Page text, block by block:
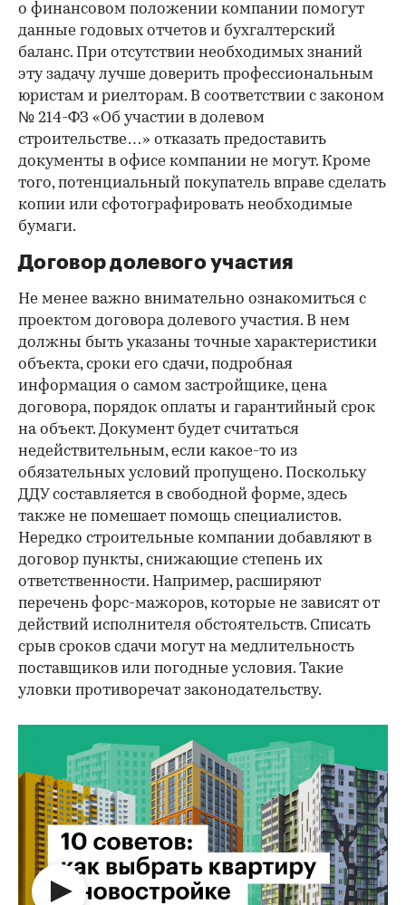
о финансовом положении компании помогут
данные годовых отчетов и бухгалтерский
баланс. При отсутствии необходимых знаний
эту задачу лучше доверить профессиональным
юристам и риелторам. В соответствии с законом
№ 214-ФЗ «Об участии в долевом
строительстве…» отказать предоставить
документы в офисе компании не могут. Кроме
того, потенциальный покупатель вправе сделать
копии или сфотографировать необходимые
бумаги.
Договор долевого участия
Не менее важно внимательно ознакомиться с
проектом договора долевого участия. В нем
должны быть указаны точные характеристики
объекта, сроки его сдачи, подробная
информация о самом застройщике, цена
договора, порядок оплаты и гарантийный срок
на объект. Документ будет считаться
недействительным, если какое-то из
обязательных условий пропущено. Поскольку
ДДУ составляется в свободной форме, здесь
также не помешает помощь специалистов.
Нередко строительные компании добавляют в
договор пункты, снижающие степень их
ответственности. Например, расширяют
перечень форс-мажоров, которые не зависят от
действий исполнителя обстоятельств. Списать
срыв сроков сдачи могут на медлительность
поставщиков или погодные условия. Такие
уловки противоречат законодательству.